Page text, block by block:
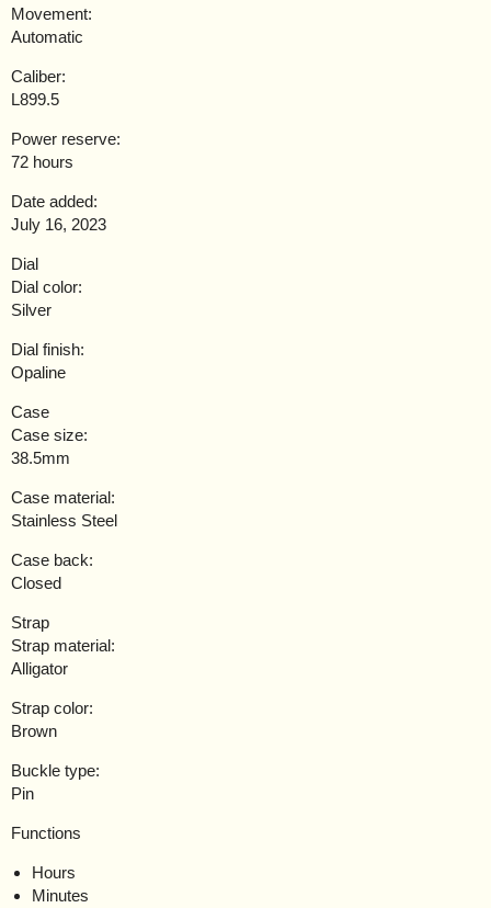
Movement:
Automatic
Caliber:
L899.5
Power reserve:
72 hours
Date added:
July 16, 2023
Dial
Dial color:
Silver
Dial finish:
Opaline
Case
Case size:
38.5mm
Case material:
Stainless Steel
Case back:
Closed
Strap
Strap material:
Alligator
Strap color:
Brown
Buckle type:
Pin
Functions
Hours
Minutes